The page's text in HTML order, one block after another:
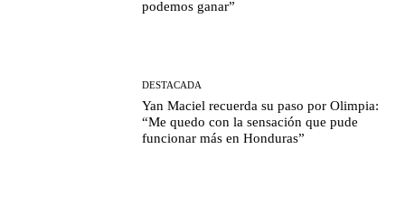
podemos ganar”
DESTACADA
Yan Maciel recuerda su paso por Olimpia:
“Me quedo con la sensación que pude
funcionar más en Honduras”